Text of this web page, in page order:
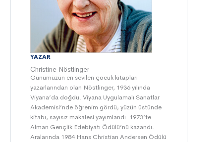
YAZAR
Christine Nöstlinger
Günümüzün en sevilen çocuk kitapları
yazarlarından olan Nöstlinger, 1936 yılında
Viyana’da doğdu. Viyana Uygulamalı Sanatlar
Akademisi’nde öğrenim gördü; yüzün üstünde
kitabı, sayısız makalesi yayımlandı. 1973’te
Alman Gençlik Edebiyatı Ödülü’nü kazandı.
Aralarında 1984 Hans Christian Andersen Ödülü